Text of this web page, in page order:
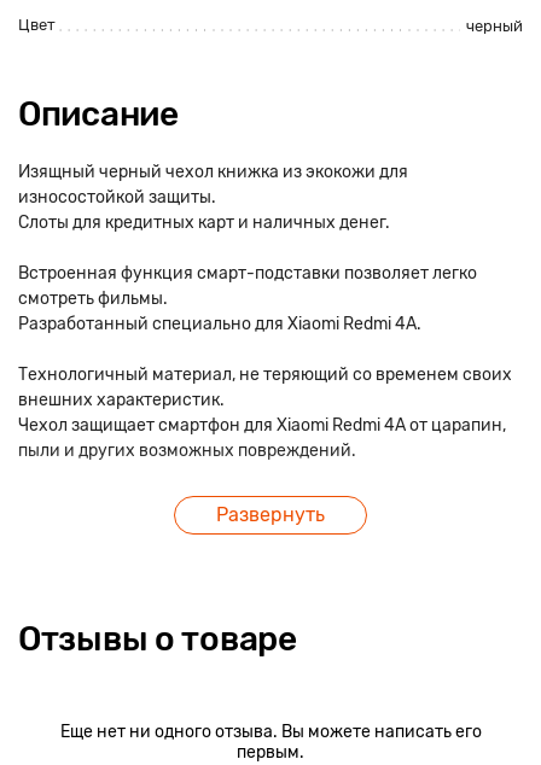
Цвет черный
Описание
Изящный черный чехол книжка из экокожи для
износостойкой защиты.
Слоты для кредитных карт и наличных денег.
Встроенная функция смарт-подставки позволяет легко
смотреть фильмы.
Разработанный специально для Xiaomi Redmi 4A.
Технологичный материал, не теряющий со временем своих
внешних характеристик.
Чехол защищает смартфон для Xiaomi Redmi 4A от царапин,
пыли и других возможных повреждений.
Точное соответствие вырезов чехла под функциональные
Развернуть
Отзывы о товаре
Еще нет ни одного отзыва. Вы можете написать его
первым.